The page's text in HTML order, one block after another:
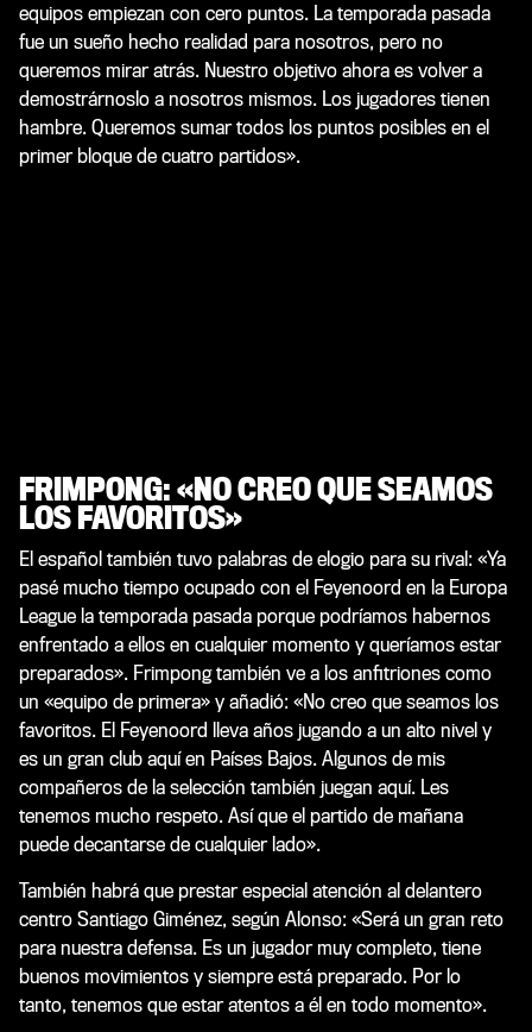
equipos empiezan con cero puntos. La temporada pasada
fue un sueño hecho realidad para nosotros, pero no
queremos mirar atrás. Nuestro objetivo ahora es volver a
demostrárnoslo a nosotros mismos. Los jugadores tienen
hambre. Queremos sumar todos los puntos posibles en el
primer bloque de cuatro partidos».
FRIMPONG: «NO CREO QUE SEAMOS
LOS FAVORITOS»
El español también tuvo palabras de elogio para su rival: «Ya
pasé mucho tiempo ocupado con el Feyenoord en la Europa
League la temporada pasada porque podríamos habernos
enfrentado a ellos en cualquier momento y queríamos estar
preparados». Frimpong también ve a los anfitriones como
un «equipo de primera» y añadió: «No creo que seamos los
favoritos. El Feyenoord lleva años jugando a un alto nivel y
es un gran club aquí en Países Bajos. Algunos de mis
compañeros de la selección también juegan aquí. Les
tenemos mucho respeto. Así que el partido de mañana
puede decantarse de cualquier lado».
También habrá que prestar especial atención al delantero
centro Santiago Giménez, según Alonso: «Será un gran reto
para nuestra defensa. Es un jugador muy completo, tiene
buenos movimientos y siempre está preparado. Por lo
tanto, tenemos que estar atentos a él en todo momento».